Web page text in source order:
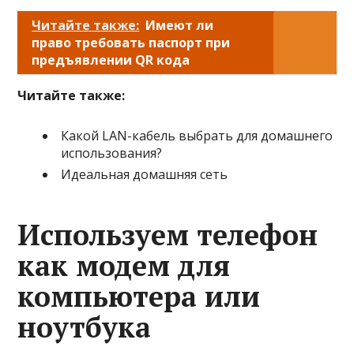
Читайте также: Имеют ли
право требовать паспорт при
предъявлении QR кода
Читайте также:
Какой LAN-кабель выбрать для домашнего
использования?
Идеальная домашняя сеть
Используем телефон
как модем для
компьютера или
ноутбука